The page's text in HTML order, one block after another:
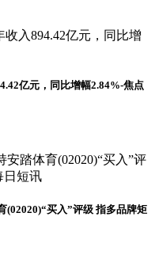
亿元，同比增幅2.84%-焦点
(02020)“买入”评级 指多品牌矩